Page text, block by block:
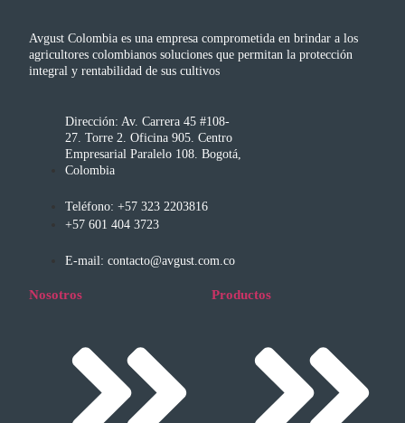
Avgust Colombia es una empresa comprometida en brindar a los
agricultores colombianos soluciones que permitan la protección
integral y rentabilidad de sus cultivos
Dirección: Av. Carrera 45 #108-
27. Torre 2. Oficina 905. Centro
Empresarial Paralelo 108. Bogotá,
Colombia
Teléfono: +57 323 2203816
+57 601 404 3723
E-mail: contacto@avgust.com.co
Nosotros Productos